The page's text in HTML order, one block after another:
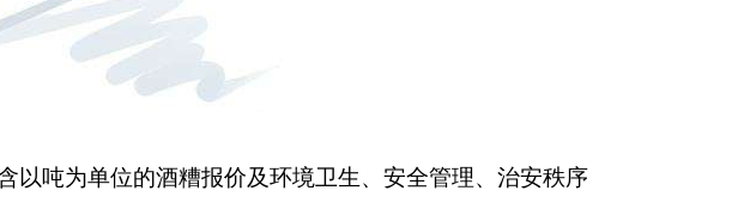
以吨为单位的酒糟报价及环境卫生、安全管理、治安秩序